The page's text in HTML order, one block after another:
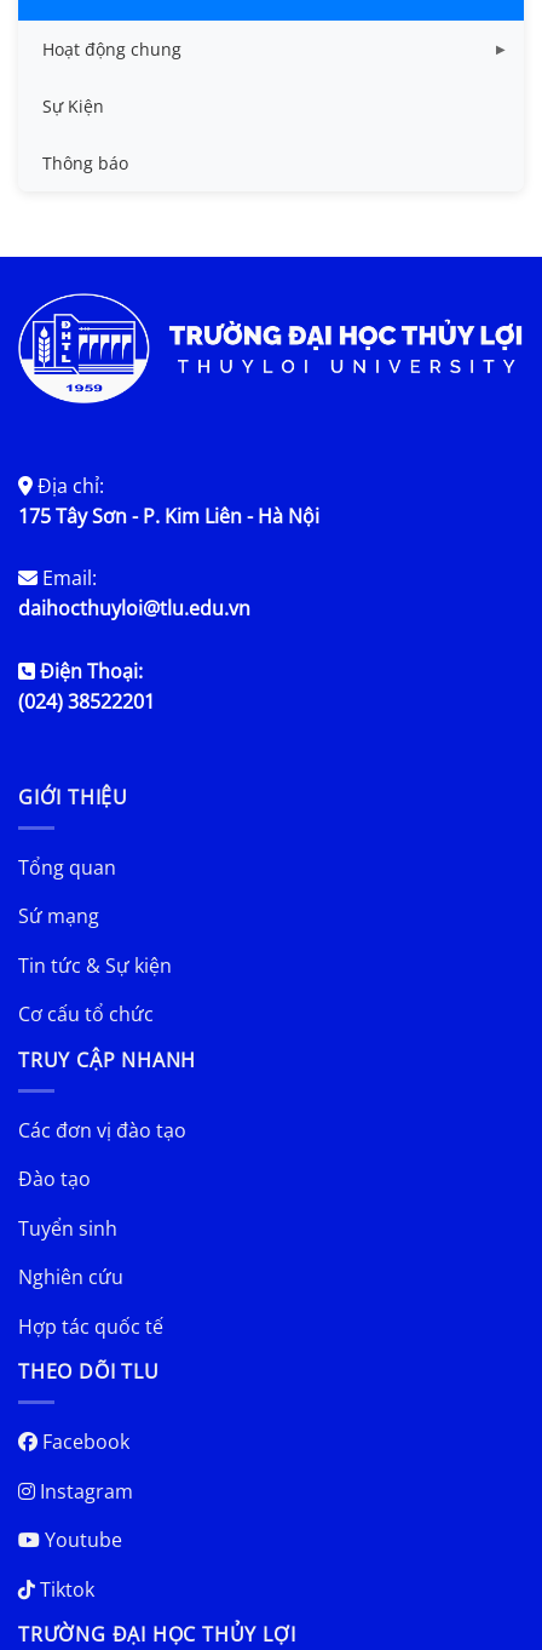
Hoạt động chung
Tin công tác sinh viên
Tin đào tạo
Tin tức chung
Sự Kiện
Thông báo
Địa chỉ:
175 Tây Sơn - P. Kim Liên - Hà Nội
Email:
daihocthuyloi@tlu.edu.vn
Điện Thoại:
(024) 38522201
GIỚI THIỆU
Tổng quan
Sứ mạng
Tin tức & Sự kiện
Cơ cấu tổ chức
TRUY CẬP NHANH
Các đơn vị đào tạo
Đào tạo
Tuyển sinh
Nghiên cứu
Hợp tác quốc tế
THEO DÕI TLU
Facebook
Instagram
Youtube
Tiktok
TRƯỜNG ĐẠI HỌC THỦY LỢI